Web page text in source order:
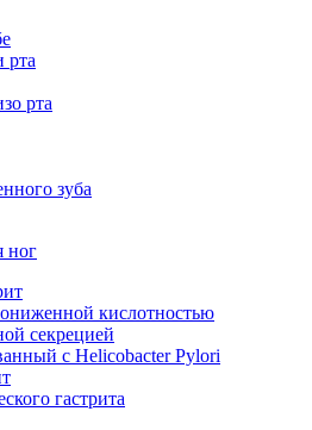
рта
рта
зуба
ног
кислотностью
секрецией
с Helicobacter Pylori
гастрита